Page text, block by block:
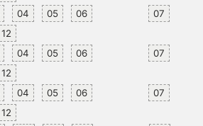
04 05 06
07
12
04 05 06
07
12
04 05 06
07
12